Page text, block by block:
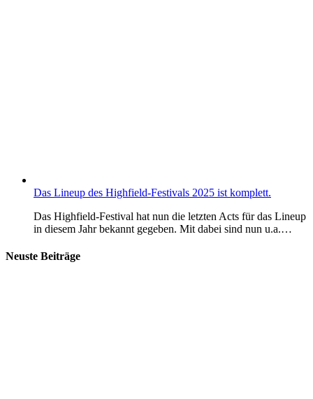
Das Lineup des Highfield-Festivals 2025 ist komplett.
Das Highfield-Festival hat nun die letzten Acts für das Lineup
in diesem Jahr bekannt gegeben. Mit dabei sind nun u.a.…
Neuste Beiträge